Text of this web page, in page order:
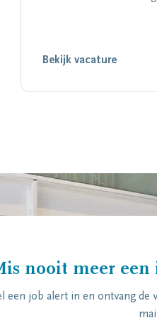
Bekijk vacature
nooit meer een
een job alert in en ontvang de